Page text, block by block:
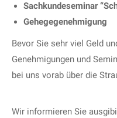
Sachkundeseminar
Gehegegenehmigung
Bevor Sie sehr viel Geld
Genehmigungen und
bei uns vorab über die
Wir informieren Sie